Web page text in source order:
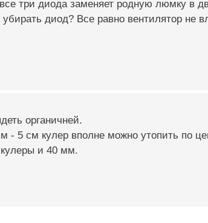
три диода заменяет родную люмку в
диод? Все равно вентилятор не
органичней.
- 5 см кулер вполне можно утопить по
и 40 мм.